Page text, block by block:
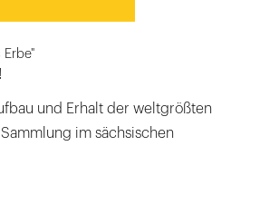
und Erhalt der weltgrößten
im sächsischen